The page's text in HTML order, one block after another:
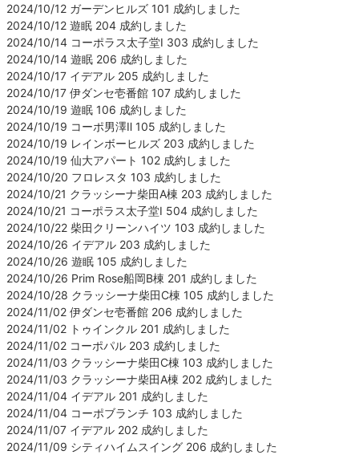
2024/10/12 ガーデンヒルズ 101 成約しました
2024/10/12 遊眠 204 成約しました
2024/10/14 コーポラス太子堂Ⅰ 303 成約しました
2024/10/14 遊眠 206 成約しました
2024/10/17 イデアル 205 成約しました
2024/10/17 伊ダンセ壱番館 107 成約しました
2024/10/19 遊眠 106 成約しました
2024/10/19 コーポ男澤Ⅱ 105 成約しました
2024/10/19 レインボーヒルズ 203 成約しました
2024/10/19 仙大アパート 102 成約しました
2024/10/20 フロレスタ 103 成約しました
2024/10/21 クラッシーナ柴田A棟 203 成約しました
2024/10/21 コーポラス太子堂Ⅰ 504 成約しました
2024/10/22 柴田クリーンハイツ 103 成約しました
2024/10/26 イデアル 203 成約しました
2024/10/26 遊眠 105 成約しました
2024/10/26 Prim Rose船岡B棟 201 成約しました
2024/10/28 クラッシーナ柴田C棟 105 成約しました
2024/11/02 伊ダンセ壱番館 206 成約しました
2024/11/02 トゥインクル 201 成約しました
2024/11/02 コーポパル 203 成約しました
2024/11/03 クラッシーナ柴田C棟 103 成約しました
2024/11/03 クラッシーナ柴田A棟 202 成約しました
2024/11/04 イデアル 201 成約しました
2024/11/04 コーポブランチ 103 成約しました
2024/11/07 イデアル 202 成約しました
2024/11/09 シティハイムスイング 206 成約しました